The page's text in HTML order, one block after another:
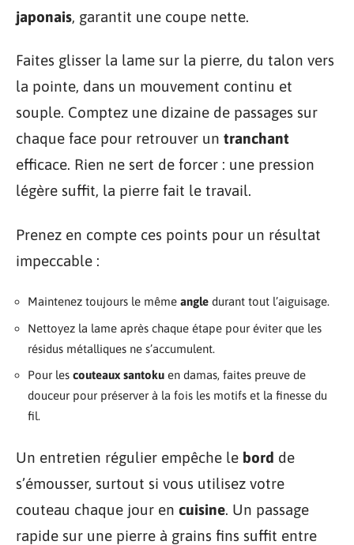
japonais, garantit une coupe nette.
Faites glisser la lame sur la pierre, du talon vers
la pointe, dans un mouvement continu et
souple. Comptez une dizaine de passages sur
chaque face pour retrouver un tranchant
efficace. Rien ne sert de forcer : une pression
légère suffit, la pierre fait le travail.
Prenez en compte ces points pour un résultat
impeccable :
Maintenez toujours le même angle durant tout l’aiguisage.
Nettoyez la lame après chaque étape pour éviter que les
résidus métalliques ne s’accumulent.
Pour les couteaux santoku en damas, faites preuve de
douceur pour préserver à la fois les motifs et la finesse du
fil.
Un entretien régulier empêche le bord de
s’émousser, surtout si vous utilisez votre
couteau chaque jour en cuisine. Un passage
rapide sur une pierre à grains fins suffit entre